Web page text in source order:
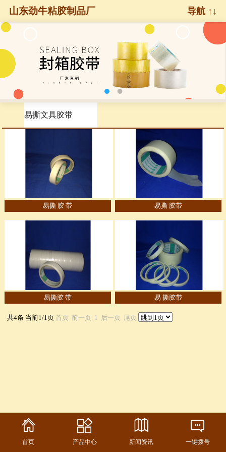
山东劲牛粘胶制品厂 导航 ↑↓
易撕文具胶带
易撕 胶 带 易撕 胶带
易撕胶 带 易 撕胶带
共4条 当前1/1页 首页 前一页 1 后一页 尾页
首页 产品中心 新闻资讯 一键拨号